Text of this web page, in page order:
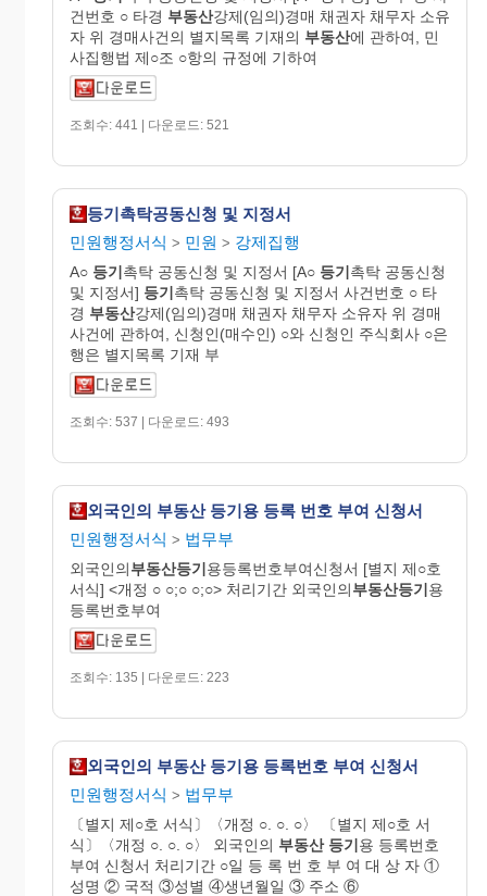
건번호 ○ 타경 부동산강제(임의)경매 채권자 채무자 소유
자 위 경매사건의 별지목록 기재의 부동산에 관하여, 민
사집행법 제○조 ○항의 규정에 기하여
조회수: 441 | 다운로드: 521
등기촉탁공동신청 및 지정서
민원행정서식 > 민원 > 강제집행
A○ 등기촉탁 공동신청 및 지정서 [A○ 등기촉탁 공동신청
및 지정서] 등기촉탁 공동신청 및 지정서 사건번호 ○ 타
경 부동산강제(임의)경매 채권자 채무자 소유자 위 경매
사건에 관하여, 신청인(매수인) ○와 신청인 주식회사 ○은
행은 별지목록 기재 부
조회수: 537 | 다운로드: 493
외국인의 부동산 등기용 등록 번호 부여 신청서
민원행정서식 > 법무부
외국인의부동산등기용등록번호부여신청서 [별지 제○호
서식] <개정 ○ ○;○ ○;○> 처리기간 외국인의부동산등기용
등록번호부여
조회수: 135 | 다운로드: 223
외국인의 부동산 등기용 등록번호 부여 신청서
민원행정서식 > 법무부
〔별지 제○호 서식〕〈개정 ○. ○. ○〉 〔별지 제○호 서
식〕〈개정 ○. ○. ○〉 외국인의 부동산 등기용 등록번호
부여 신청서 처리기간 ○일 등 록 번 호 부 여 대 상 자 ①
성명 ② 국적 ③성별 ④생년월일 ③ 주소 ⑥